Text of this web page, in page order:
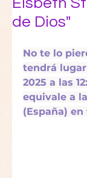
de Dios"
No te lo
tendrá
2025 a las
equivale a
(España)